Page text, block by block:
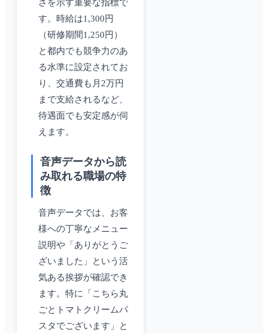
さを示す重要な指標で
す。時給は1,300円
（研修期間1,250円）
と都内でも競争力のあ
る水準に設定されてお
り、交通費も月2万円
まで支給されるなど、
待遇面でも安定感が伺
えます。
音声データから読
み取れる職場の特
徴
音声データでは、お客
様への丁寧なメニュー
説明や「ありがとうご
ざいました」という活
気ある挨拶が確認でき
ます。特に「こちら丸
ごとトマトクリームパ
スタでございます」と